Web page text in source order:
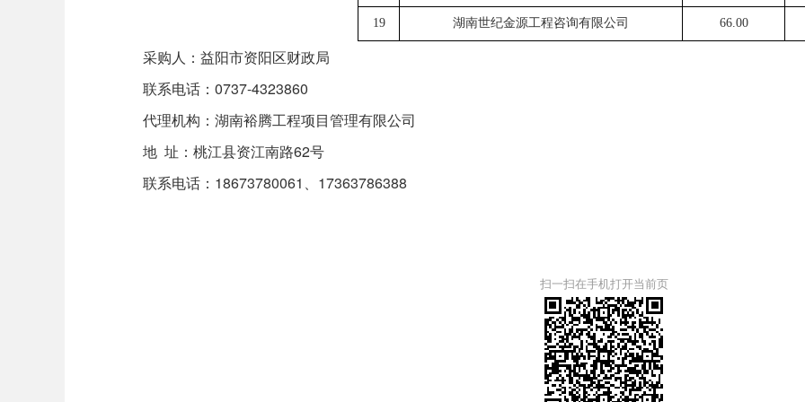
19 湖南世纪金源工程咨询有限公司 66.00
采购人：益阳市资阳区财政局
联系电话：0737-4323860
代理机构：湖南裕腾工程项目管理有限公司
地 址：桃江县资江南路62号
联系电话：18673780061、17363786388
扫一扫在手机打开当前页